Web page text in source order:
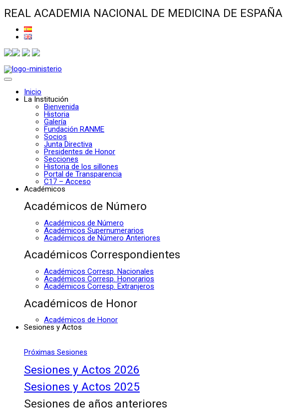
REAL ACADEMIA NACIONAL DE MEDICINA DE ESPAÑA
Inicio
La Institución
Bienvenida
Historia
Galería
Fundación RANME
Socios
Junta Directiva
Presidentes de Honor
Secciones
Historia de los sillones
Portal de Transparencia
C17 – Acceso
Académicos
Académicos de Número
Académicos de Número
Académicos Supernumerarios
Académicos de Número Anteriores
Académicos Correspondientes
Académicos Corresp. Nacionales
Académicos Corresp. Honorarios
Académicos Corresp. Extranjeros
Académicos de Honor
Académicos de Honor
Sesiones y Actos
Próximas Sesiones
Sesiones y Actos 2026
Sesiones y Actos 2025
Sesiones de años anteriores